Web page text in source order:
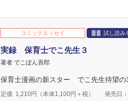
コミックエッセイ 試し読み
実録 保育士でこ先生３
著者 でこぽん吾郎
保育士漫画の新スター でこ先生待望の
定価 1,210円（本体1,100円＋税） 発売日